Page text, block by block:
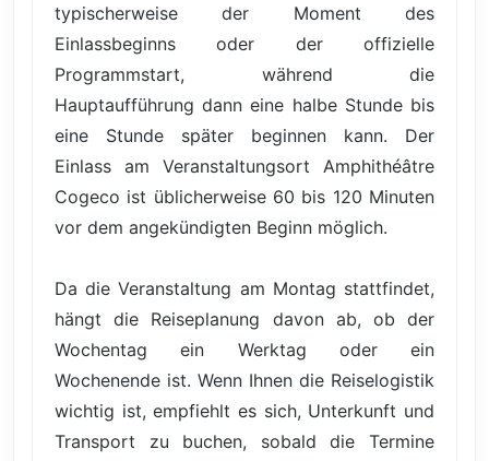
typischerweise der Moment des
Einlassbeginns oder der offizielle
Programmstart, während die
Hauptaufführung dann eine halbe Stunde bis
eine Stunde später beginnen kann. Der
Einlass am Veranstaltungsort Amphithéâtre
Cogeco ist üblicherweise 60 bis 120 Minuten
vor dem angekündigten Beginn möglich.
Da die Veranstaltung am Montag stattfindet,
hängt die Reiseplanung davon ab, ob der
Wochentag ein Werktag oder ein
Wochenende ist. Wenn Ihnen die Reiselogistik
wichtig ist, empfiehlt es sich, Unterkunft und
Transport zu buchen, sobald die Termine